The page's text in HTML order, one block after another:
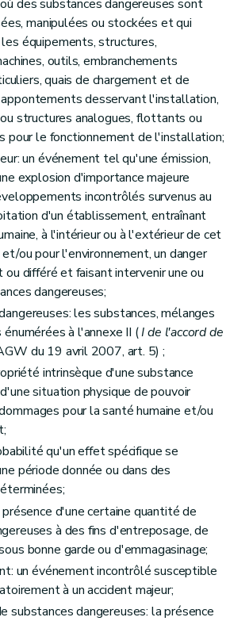
5 Dispositions diverses
Dispositions finales
des substances dangereuses sont
manipulées ou stockées et qui
équipements, structures,
outils, embranchements
quais de chargement et de
desservant l'installation,
structures analogues, flottants ou
pour le fonctionnement de l'installation;
un événement tel qu'une émission,
explosion d'importance majeure
incontrôlés survenus au
d'un établissement, entraînant
à l'intérieur ou à l'extérieur de cet
ou pour l'environnement, un danger
ou différé et faisant intervenir une ou
dangereuses;
les substances, mélanges
énumérées à l'annexe II (I de l'accord de
du 19 avril 2007, art. 5) ;
intrinsèque d'une substance
situation physique de pouvoir
pour la santé humaine et/ou
qu'un effet spécifique se
période donnée ou dans des
d'une certaine quantité de
à des fins d'entreposage, de
bonne garde ou d'emmagasinage;
un événement incontrôlé susceptible
à un accident majeur;
substances dangereuses: la présence